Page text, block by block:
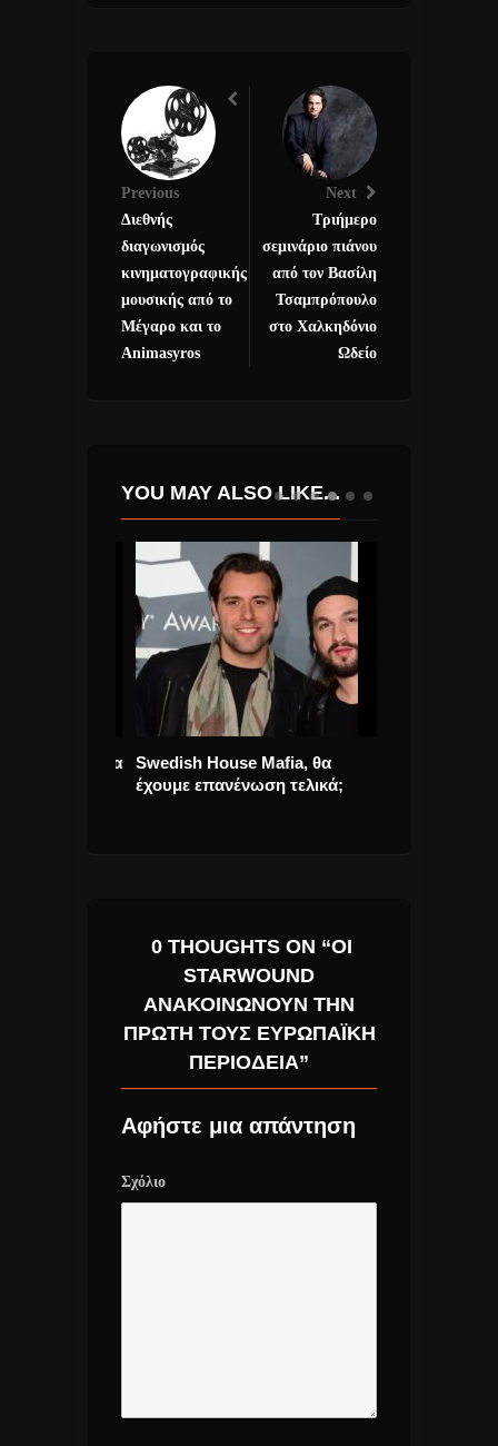
Previous
Διεθνής
διαγωνισμός
κινηματογραφικής
μουσικής από το
Μέγαρο και το
Animasyros
Next
Τριήμερο
σεμινάριο πιάνου
από τον Βασίλη
Τσαμπρόπουλο
στο Χαλκηδόνιο
Ωδείο
YOU MAY ALSO LIKE...
Swedish House Mafia, θα
έχουμε επανένωση τελικά;
0 THOUGHTS ON “ΟΙ
STARWOUND
ΑΝΑΚΟΙΝΏΝΟΥΝ ΤΗΝ
ΠΡΏΤΗ ΤΟΥΣ ΕΥΡΩΠΑΪΚΉ
ΠΕΡΙΟΔΕΊΑ”
Αφήστε μια απάντηση
Σχόλιο